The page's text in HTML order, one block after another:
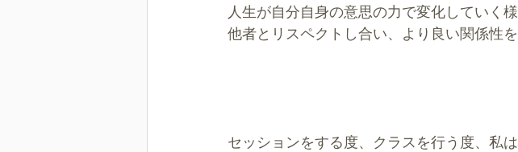
人生が自分自身の意思の力で変化していく
他者とリスペクトし合い、より良い関係性
セッションをする度、クラスを行う度、私